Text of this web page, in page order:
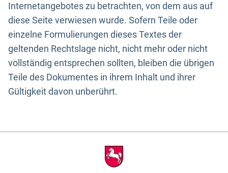
Internetangebotes zu betrachten, von dem aus auf
diese Seite verwiesen wurde. Sofern Teile oder
einzelne Formulierungen dieses Textes der
geltenden Rechtslage nicht, nicht mehr oder nicht
vollständig entsprechen sollten, bleiben die übrigen
Teile des Dokumentes in ihrem Inhalt und ihrer
Gültigkeit davon unberührt.